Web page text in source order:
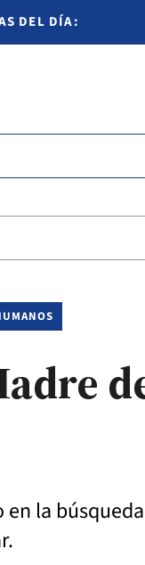
DEL DÍA:
la